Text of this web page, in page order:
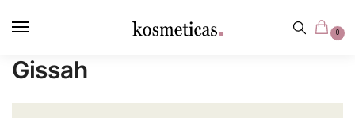
principal
0
Gissah